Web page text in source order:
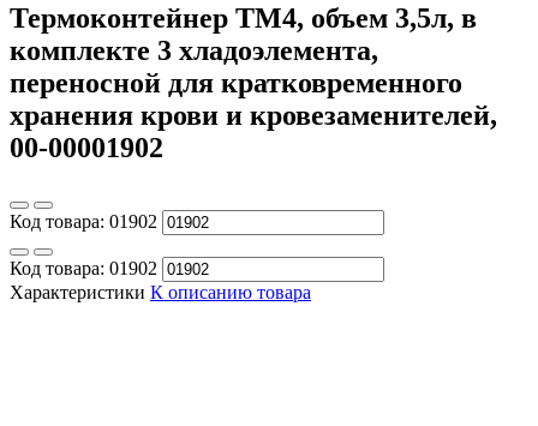
Термоконтейнер ТМ4, объем 3,5л, в
комплекте 3 хладоэлемента,
переносной для кратковременного
хранения крови и кровезаменителей,
00-00001902
Код товара: 01902
Код товара: 01902
Характеристики К описанию товара